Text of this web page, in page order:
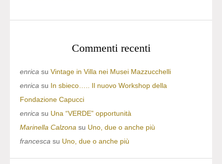
Commenti recenti
enrica su Vintage in Villa nei Musei Mazzucchelli
enrica su In sbieco….. Il nuovo Workshop della
Fondazione Capucci
enrica su Una “VERDE” opportunità
Marinella Calzona su Uno, due o anche più
francesca su Uno, due o anche più